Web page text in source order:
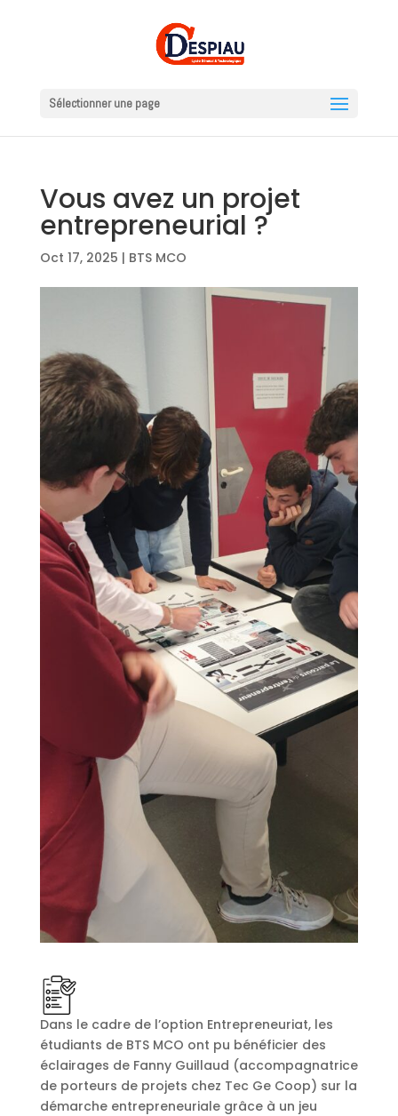
Sélectionner une page
Vous avez un projet
entrepreneurial ?
Oct 17, 2025 | BTS MCO
Dans le cadre de l’option Entrepreneuriat, les
étudiants de BTS MCO ont pu bénéficier des
éclairages de Fanny Guillaud (accompagnatrice
de porteurs de projets chez Tec Ge Coop) sur la
démarche entrepreneuriale grâce à un jeu